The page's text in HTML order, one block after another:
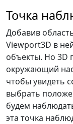
Точка
Добавив
Viewport3D в
объекты. Но 3D
окружающий
чтобы увидеть
выбрать
будем
эта точка